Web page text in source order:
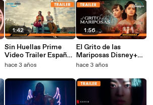
1:42
Sin Huellas Prime
Video Trailer Español
Serie Tv 2023
hace 3 años
1:56
El Grito de las
Mariposas Disney+
Trailer en Español
hace 3 años